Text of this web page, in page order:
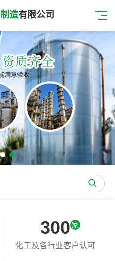
造有限公司
300 家
化工及各行业客户认可